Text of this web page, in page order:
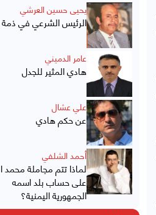
يحيى حسين العرشي
الرئيس الشرعي في ذمة
عامر الدميني
هادي المثير للجدل
علي عشال
عن حكم هادي
أحمد الشلفي
لماذا تتم مجاملة محمد
على حساب بلد اسمه
الجمهورية اليمنية؟